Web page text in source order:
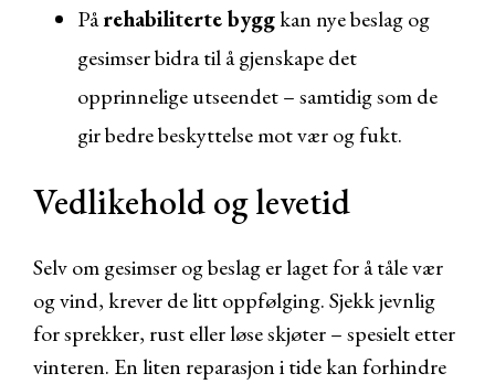
Pårehabiliterte byggkan nye beslag og
gesimser bidra til å gjenskape det
opprinnelige utseendet – samtidig som de
gir bedre beskyttelse mot vær og fukt.
Vedlikehold og levetid
Selv om gesimser og beslag er laget for å tåle vær
og vind, krever de litt oppfølging. Sjekk jevnlig
for sprekker, rust eller løse skjøter – spesielt etter
vinteren. En liten reparasjon i tide kan forhindre